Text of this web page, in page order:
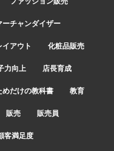
ーチャンダイザー
イアウト 化粧品販売
力向上 店長育成
めだけの教科書 教育
販売 販売員
客満足度